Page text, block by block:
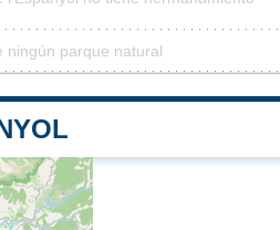
ningún parque natural